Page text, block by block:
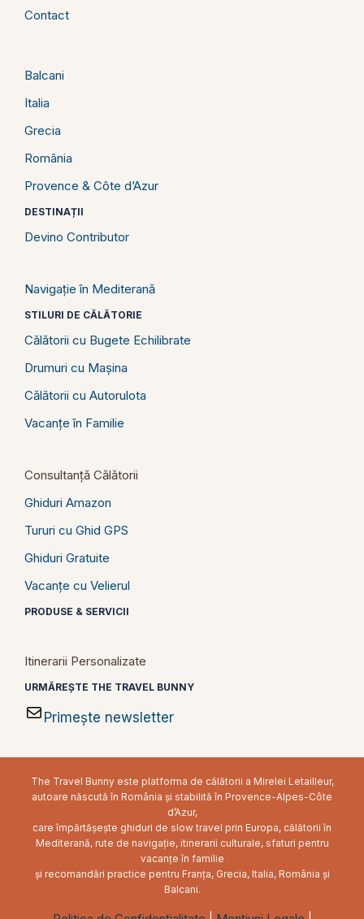
Contact
Balcani
Italia
Grecia
România
Provence & Côte d’Azur
DESTINAȚII
Devino Contributor
Navigație în Mediterană
STILURI DE CĂLĂTORIE
Călătorii cu Bugete Echilibrate
Drumuri cu Mașina
Călătorii cu Autorulota
Vacanțe în Familie
Consultanță Călătorii
Ghiduri Amazon
Tururi cu Ghid GPS
Ghiduri Gratuite
Vacanțe cu Velierul
PRODUSE & SERVICII
Itinerarii Personalizate
URMĂREȘTE THE TRAVEL BUNNY
Primește newsletter
The Travel Bunny este platforma de călătorii a Mirelei Letailleur,
autoare născută în România și stabilită în Provence-Alpes-Côte
d’Azur,
care împărtășește ghiduri de slow travel prin Europa, călătorii în
Mediterană, rute de navigație, itinerarii culturale, sfaturi pentru
vacanțe în familie
și recomandări practice pentru Franța, Grecia, Italia, România și
Balcani.